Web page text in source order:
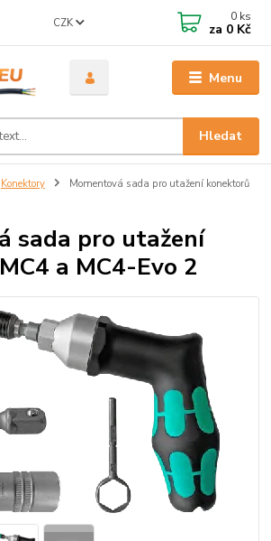
Menu
CZK
Hledat
0 ks
za 0 Kč
Konektory
Momentová sada pro utažení konektorů
sada pro utažení
a MC4-Evo 2